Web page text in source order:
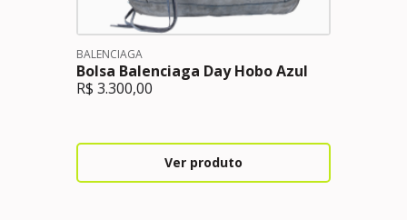
BALENCIAGA
Bolsa Balenciaga Day Hobo Azul
R$ 3.300,00
Ver produto